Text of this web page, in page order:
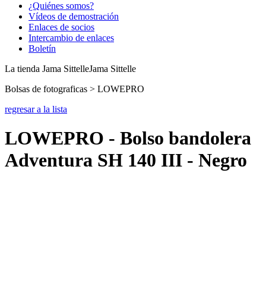
¿Quiénes somos?
Vídeos de demostración
Enlaces de socios
Intercambio de enlaces
Boletín
La tienda Jama SittelleJama Sittelle
Bolsas de fotograficas > LOWEPRO
regresar a la lista
LOWEPRO - Bolso bandolera
Adventura SH 140 III - Negro